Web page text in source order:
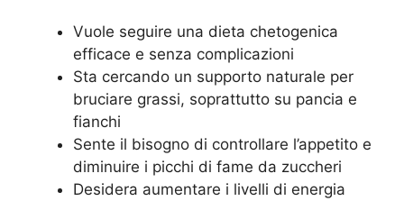
Vuole seguire una dieta chetogenica
efficace e senza complicazioni
Sta cercando un supporto naturale per
bruciare grassi, soprattutto su pancia e
fianchi
Sente il bisogno di controllare l’appetito e
diminuire i picchi di fame da zuccheri
Desidera aumentare i livelli di energia